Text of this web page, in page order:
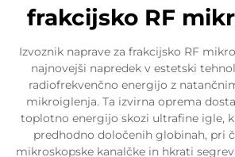
frakcijsko RF
Izvoznik naprave za frakcijsko RF
najnovejši napredek v estetski
radiofrekvenčno energijo z
mikroiglenja. Ta izvirna oprema
toplotno energijo skozi ultrafine igle,
predhodno določenih globinah, pri
mikroskopske kanalčke in hkrati